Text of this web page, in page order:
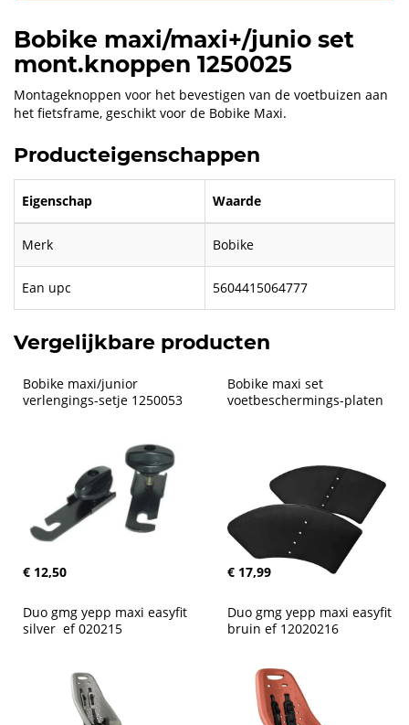
Bobike maxi/maxi+/junio set
mont.knoppen 1250025
Montageknoppen voor het bevestigen van de voetbuizen aan
het fietsframe, geschikt voor de Bobike Maxi.
Producteigenschappen
Eigenschap Waarde
Merk Bobike
Ean upc 5604415064777
Vergelijkbare producten
Bobike maxi/junior
verlengings-setje 1250053
€ 12,50
Bobike maxi set
voetbeschermings-platen
€ 17,99
Duo gmg yepp maxi easyfit
silver  ef 020215
Duo gmg yepp maxi easyfit
bruin ef 12020216